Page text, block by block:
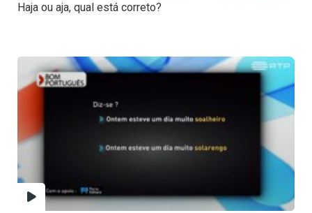
Haja ou aja, qual está correto?